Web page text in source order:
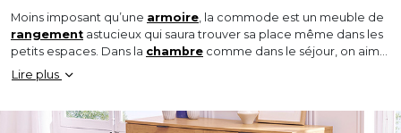
Moins imposant qu’une armoire, la commode est un meuble de
rangement astucieux qui saura trouver sa place même dans les
petits espaces. Dans la chambre comme dans le séjour, on aime
ce meuble versatile qui permet de ranger tous nos essentiels !
Que vous optiez pour une commode 6 tiroirs ou pour une
l’espace ordonné.
Lire plus